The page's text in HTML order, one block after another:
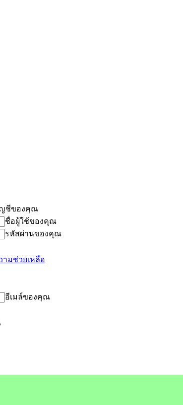
ญชีของคุณ
ชื่อผู้ใช้ของคุณ
รหัสผ่านของคุณ
มช่วยเหลือ
อีเมล์ของคุณ